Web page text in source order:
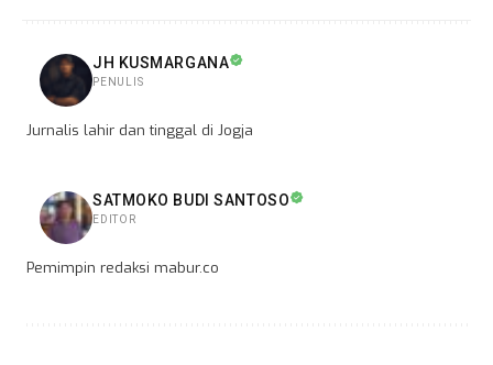
JH KUSMARGANA
PENULIS
Jurnalis lahir dan tinggal di Jogja
SATMOKO BUDI SANTOSO
EDITOR
Pemimpin redaksi mabur.co